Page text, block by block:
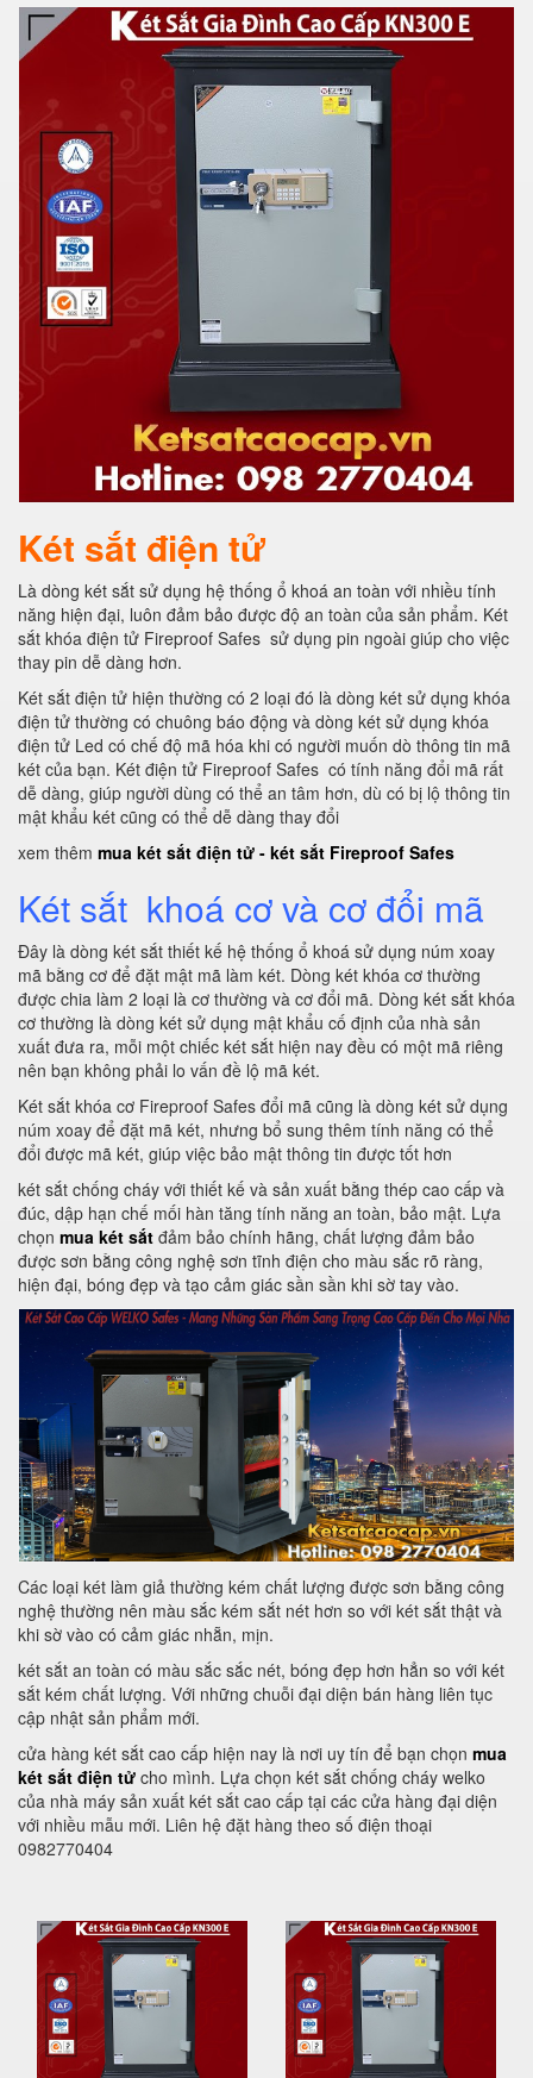
Két sắt điện tử
Là dòng két sắt sử dụng hệ thống ổ khoá an toàn với nhiều tính
năng hiện đại, luôn đảm bảo được độ an toàn của sản phẩm. Két
sắt khóa điện tử Fireproof Safes sử dụng pin ngoài giúp cho việc
thay pin dễ dàng hơn.
Két sắt điện tử hiện thường có 2 loại đó là dòng két sử dụng khóa
điện tử thường có chuông báo động và dòng két sử dụng khóa
điện tử Led có chế độ mã hóa khi có người muốn dò thông tin mã
két của bạn. Két điện tử Fireproof Safes có tính năng đổi mã rất
dễ dàng, giúp người dùng có thể an tâm hơn, dù có bị lộ thông tin
mật khẩu két cũng có thể dễ dàng thay đổi
xem thêm mua két sắt điện tử - két sắt Fireproof Safes
Két sắt khoá cơ và cơ đổi mã
Đây là dòng két sắt thiết kế hệ thống ổ khoá sử dụng núm xoay
mã bằng cơ để đặt mật mã làm két. Dòng két khóa cơ thường
được chia làm 2 loại là cơ thường và cơ đổi mã. Dòng két sắt khóa
cơ thường là dòng két sử dụng mật khẩu cố định của nhà sản
xuất đưa ra, mỗi một chiếc két sắt hiện nay đều có một mã riêng
nên bạn không phải lo vấn đề lộ mã két.
Két sắt khóa cơ Fireproof Safes đổi mã cũng là dòng két sử dụng
núm xoay để đặt mã két, nhưng bổ sung thêm tính năng có thể
đổi được mã két, giúp việc bảo mật thông tin được tốt hơn
két sắt chống cháy với thiết kế và sản xuất bằng thép cao cấp và
đúc, dập hạn chế mối hàn tăng tính năng an toàn, bảo mật. Lựa
chọn mua két sắt đảm bảo chính hãng, chất lượng đảm bảo
được sơn bằng công nghệ sơn tĩnh điện cho màu sắc rõ ràng,
hiện đại, bóng đẹp và tạo cảm giác sần sần khi sờ tay vào.
Các loại két làm giả thường kém chất lượng được sơn bằng công
nghệ thường nên màu sắc kém sắt nét hơn so với két sắt thật và
khi sờ vào có cảm giác nhẵn, mịn.
két sắt an toàn có màu sắc sắc nét, bóng đẹp hơn hẳn so với két
sắt kém chất lượng. Với những chuỗi đại diện bán hàng liên tục
cập nhật sản phẩm mới.
cửa hàng két sắt cao cấp hiện nay là nơi uy tín để bạn chọn mua
két sắt điện tử cho mình. Lựa chọn két sắt chống cháy welko
của nhà máy sản xuất két sắt cao cấp tại các cửa hàng đại diện
với nhiều mẫu mới. Liên hệ đặt hàng theo số điện thoại
0982770404